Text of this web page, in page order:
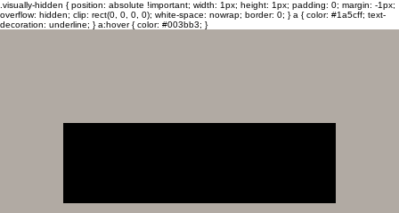
.visually-hidden { position: absolute !important; width: 1px; height: 1px; padding: 0; margin: -1px;
overflow: hidden; clip: rect(0, 0, 0, 0); white-space: nowrap; border: 0; } a { color: #1a5cff; text-
decoration: underline; } a:hover { color: #003bb3; }